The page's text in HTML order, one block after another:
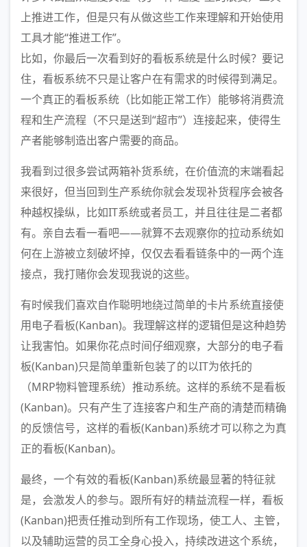
上推进工作，但是只有从做这些工作来理解和开始使用
工具才能“推进工作”。
比如，你最后一次看到好的看板系统是什么时候？要记
住，看板系统不只是让客户在有需求的时候得到满足。
一个真正的看板系统（比如能正常工作）能够将消费流
程和生产流程（不只是送到“超市”）连接起来，使得生
产者能够制造出客户需要的商品。
我看到过很多尝试两箱补货系统，在价值流的末端看起
来很好，但当回到生产系统你就会发现补货程序会被各
种越权操纵，比如IT系统或者员工，并且往往是二者都
有。亲自去看一看吧——就算不去观察你的拉动系统如
何在上游被立刻破坏掉，仅仅去看看链条中的一两个连
接点，我打赌你会发现我说的这些。
有时候我们喜欢自作聪明地绕过简单的卡片系统直接使
用电子看板(Kanban)。我理解这样的逻辑但是这种趋势
让我害怕。如果你花点时间仔细观察，大部分的电子看
板(Kanban)只是简单重新包装了的以IT为依托的
（MRP物料管理系统）推动系统。这样的系统不是看板
(Kanban)。只有产生了连接客户和生产商的清楚而精确
的反馈信号，这样的看板(Kanban)系统才可以称之为真
正的看板(Kanban)。
最终，一个有效的看板(Kanban)系统最显著的特征就
是，会激发人的参与。跟所有好的精益流程一样，看板
(Kanban)把责任推动到所有工作现场，使工人、主管，
以及辅助运营的员工全身心投入，持续改进这个系统，